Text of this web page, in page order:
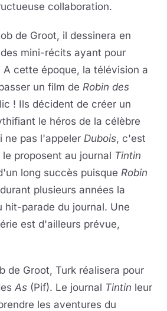
collaboration.
de Groot, il dessinera en
des mini-récits ayant pour
A cette époque, la télévision a
un film de Robin des
! Ils décident de créer un
le héros de la célèbre
ne pas l'appeler Dubois, c'est
proposent au journal Tintin
long succès puisque Robin
plusieurs années la
hit-parade du journal. Une
est d'ailleurs prévue,
de Groot, Turk réalisera pour
As (Pif). Le journal Tintin leur
les aventures du